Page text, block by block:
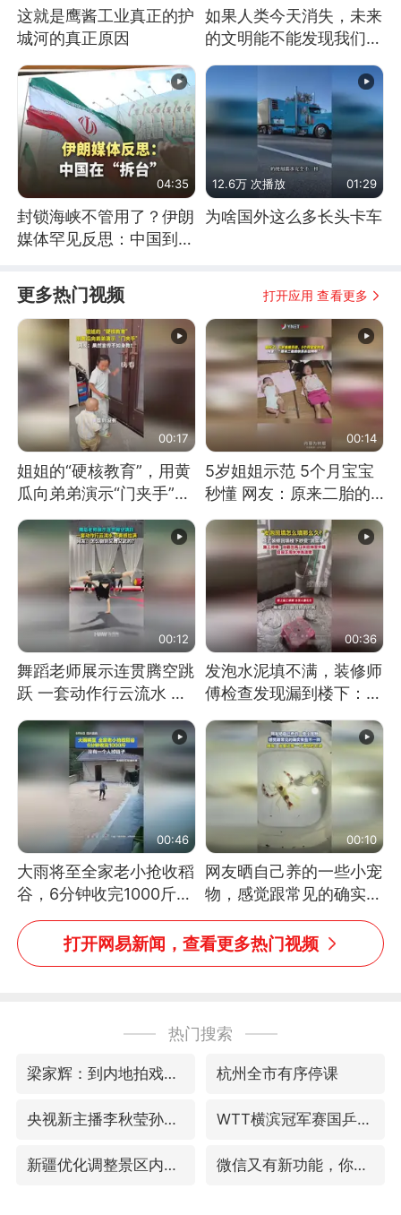
这就是鹰酱工业真正的护
城河的真正原因
如果人类今天消失，未来
的文明能不能发现我们存
04:35
封锁海峡不管用了？伊朗
媒体罕见反思：中国到底
12.6万 次播放 01:29
为啥国外这么多长头卡车
更多热门视频 打开应用 查看更多
00:17
姐姐的“硬核教育”，用黄
瓜向弟弟演示“门夹手”，
网友：果然言传不如身
教！
00:14
5岁姐姐示范 5个月宝宝
秒懂 网友：原来二胎的
快乐长这样
00:12
舞蹈老师展示连贯腾空跳
跃 一套动作行云流水 节
奏感拉满 网友：怎么做
到又舞又武的？
00:36
发泡水泥填不满，装修师
傅检查发现漏到楼下：出
风口未延伸到外墙
00:46
大雨将至全家老小抢收稻
谷，6分钟收完1000斤，
没有一个人掉链子
00:10
网友晒自己养的一些小宠
物，感觉跟常见的确实有
些不一样
打开网易新闻，查看更多热门视频
热门搜索
梁家辉：到内地拍戏不是北上是回归 杭州全市有序停课
央视新主播李秋莹孙亚鹏亮相 WTT横滨冠军赛国乒女单三将晋级四强
新疆优化调整景区内自驾服务费 微信又有新功能，你可以“撤回”你的撤回了！